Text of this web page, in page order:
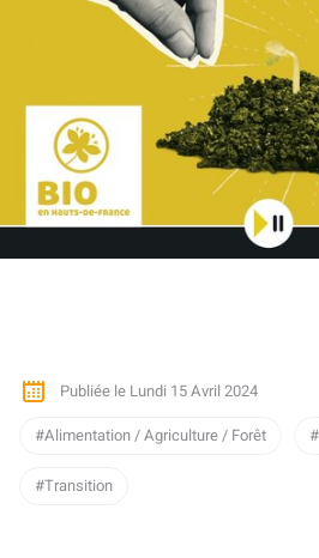
Publiée le Lundi 15 Avril 2024
Alimentation / Agriculture / Forêt
Transition